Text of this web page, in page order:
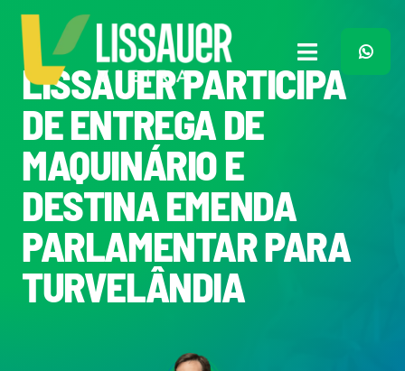
para
conteúdo
Toggle
Navigation
Home
Plano de Governo
Meu Trabalho
O Que Penso
LISSAUER PARTICIPA
DE ENTREGA DE
MAQUINÁRIO E
DESTINA EMENDA
PARLAMENTAR PARA
TURVELÂNDIA